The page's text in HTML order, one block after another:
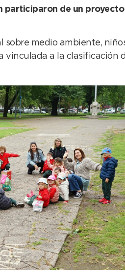
participaron de un
sobre medio ambiente,
a la clasificación